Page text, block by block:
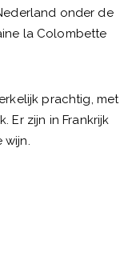
onder de
la Colombette
prachtig, met
Er zijn in Frankrijk
wijn.